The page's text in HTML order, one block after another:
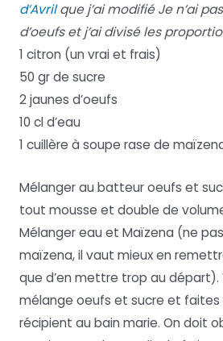
d’Avrilque j’ai modifié Je n’ai
d’oeufs et j’ai divisé les
1 citron (un vrai et frais)
50 gr de sucre
2 jaunes d’oeufs
10 cl d’eau
1 cuillère à soupe rase de
Mélanger au batteur oeufs et
tout mousse et double de
Mélanger eau et Maïzena (ne
maïzena, il vaut mieux en
que d’en mettre trop au départ).
mélange oeufs et sucre et faites
récipient au bain marie. On doit